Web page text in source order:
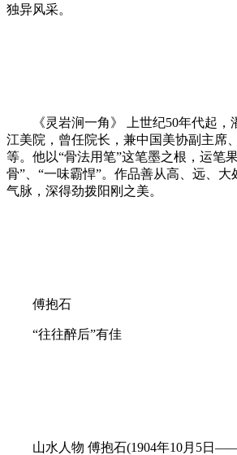
独异风采。
《灵岩涧一角》 上世纪50年代起，
江美院，曾任院长，兼中国美协副主席
等。他以“骨法用笔”这笔墨之根，运笔
骨”、“一味霸悍”。作品善从高、远、大
气脉，深得劲拨阳刚之美。
傅抱石
“往往醉后”有佳
山水人物 傅抱石(1904年10月5日